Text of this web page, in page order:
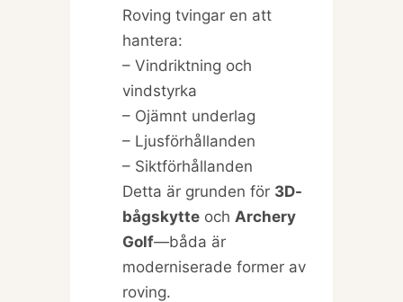
Roving tvingar en att
hantera:
– Vindriktning och
vindstyrka
– Ojämnt underlag
– Ljusförhållanden
– Siktförhållanden
Detta är grunden för 3D-
bågskytteoch Archery
Golf—båda är
moderniserade former av
roving.